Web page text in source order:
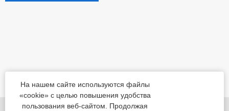
На нашем сайте используются файлы
«cookie» с целью повышения удобства
пользования веб-сайтом. Продолжая